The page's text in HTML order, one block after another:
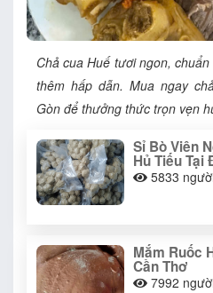
Chả cua Huế tươi ngon,
thêm hấp dẫn. Mua ngay
Gòn để thưởng thức trọn vẹn
Sỉ Bò Viên
Hủ Tiếu Tại
5833
Mắm Ruốc
Cần Thơ
7992